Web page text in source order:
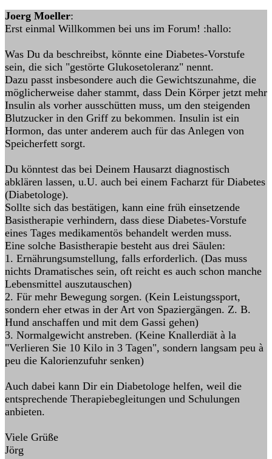
Joerg Moeller:
Erst einmal Willkommen bei uns im Forum! :hallo:
Was Du da beschreibst, könnte eine Diabetes-Vorstufe
sein, die sich "gestörte Glukosetoleranz" nennt.
Dazu passt insbesondere auch die Gewichtszunahme, die
möglicherweise daher stammt, dass Dein Körper jetzt mehr
Insulin als vorher ausschütten muss, um den steigenden
Blutzucker in den Griff zu bekommen. Insulin ist ein
Hormon, das unter anderem auch für das Anlegen von
Speicherfett sorgt.
Du könntest das bei Deinem Hausarzt diagnostisch
abklären lassen, u.U. auch bei einem Facharzt für Diabetes
(Diabetologe).
Sollte sich das bestätigen, kann eine früh einsetzende
Basistherapie verhindern, dass diese Diabetes-Vorstufe
eines Tages medikamentös behandelt werden muss.
Eine solche Basistherapie besteht aus drei Säulen:
1. Ernährungsumstellung, falls erforderlich. (Das muss
nichts Dramatisches sein, oft reicht es auch schon manche
Lebensmittel auszutauschen)
2. Für mehr Bewegung sorgen. (Kein Leistungssport,
sondern eher etwas in der Art von Spaziergängen. Z. B.
Hund anschaffen und mit dem Gassi gehen)
3. Normalgewicht anstreben. (Keine Knallerdiät à la
"Verlieren Sie 10 Kilo in 3 Tagen", sondern langsam peu à
peu die Kalorienzufuhr senken)
Auch dabei kann Dir ein Diabetologe helfen, weil die
entsprechende Therapiebegleitungen und Schulungen
anbieten.
Viele Grüße
Jörg